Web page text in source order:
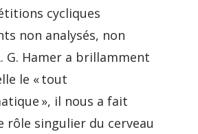
cycliques
non analysés, non
G. Hamer a brillamment
le « tout
», il nous a fait
rôle singulier du cerveau